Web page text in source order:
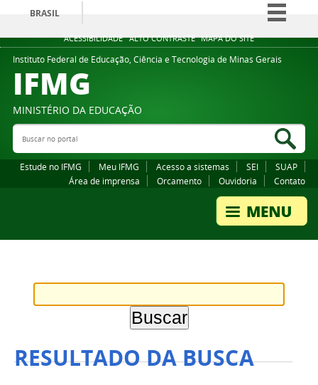
ACESSIBILIDADE ALTO CONTRASTE MAPA DO SITE
BRASIL
Simplifique!
Comunica BR
Legislação
Instituto Federal de Educação, Ciência e Tecnologia de Minas Gerais
IFMG
MINISTÉRIO DA EDUCAÇÃO
Buscar no portal
Estude no IFMG Meu IFMG Acesso a sistemas SEI
SUAP
Área de imprensa
Orcamento Ouvidoria Contato
RESULTADO DA BUSCA